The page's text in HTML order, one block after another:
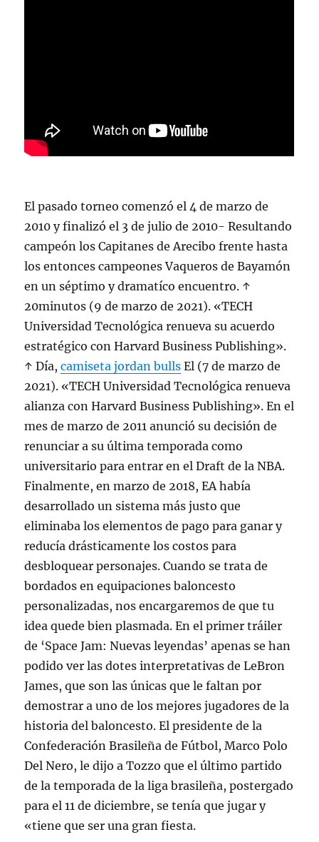
El pasado torneo comenzó el 4 de marzo de
2010 y finalizó el 3 de julio de 2010- Resultando
campeón los Capitanes de Arecibo frente hasta
los entonces campeones Vaqueros de Bayamón
en un séptimo y dramatíco encuentro. ↑
20minutos (9 de marzo de 2021). «TECH
Universidad Tecnológica renueva su acuerdo
estratégico con Harvard Business Publishing».
↑ Día,camiseta jordan bulls El (7 de marzo de
2021). «TECH Universidad Tecnológica renueva
alianza con Harvard Business Publishing». En el
mes de marzo de 2011 anunció su decisión de
renunciar a su última temporada como
universitario para entrar en el Draft de la NBA.
Finalmente, en marzo de 2018, EA había
desarrollado un sistema más justo que
eliminaba los elementos de pago para ganar y
reducía drásticamente los costos para
desbloquear personajes. Cuando se trata de
bordados en equipaciones baloncesto
personalizadas, nos encargaremos de que tu
idea quede bien plasmada. En el primer tráiler
de ‘Space Jam: Nuevas leyendas’ apenas se han
podido ver las dotes interpretativas de LeBron
James, que son las únicas que le faltan por
demostrar a uno de los mejores jugadores de la
historia del baloncesto. El presidente de la
Confederación Brasileña de Fútbol, Marco Polo
Del Nero, le dijo a Tozzo que el último partido
de la temporada de la liga brasileña, postergado
para el 11 de diciembre, se tenía que jugar y
«tiene que ser una gran fiesta.